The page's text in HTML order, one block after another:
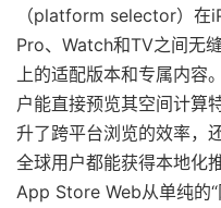
（platform selector）在
Pro、Watch和TV之间无
上的适配版本和专属内容
户能直接预览其空间计算
升了跨平台浏览的效率，
全球用户都能获得本地化
App Store Web从单纯的